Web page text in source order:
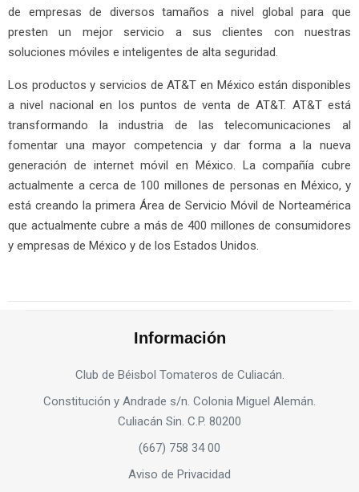
de empresas de diversos tamaños a nivel global para que
presten un mejor servicio a sus clientes con nuestras
soluciones móviles e inteligentes de alta seguridad.
Los productos y servicios de AT&T en México están disponibles
a nivel nacional en los puntos de venta de AT&T. AT&T está
transformando la industria de las telecomunicaciones al
fomentar una mayor competencia y dar forma a la nueva
generación de internet móvil en México. La compañía cubre
actualmente a cerca de 100 millones de personas en México, y
está creando la primera Área de Servicio Móvil de Norteamérica
que actualmente cubre a más de 400 millones de consumidores
y empresas de México y de los Estados Unidos.
Información
Club de Béisbol Tomateros de Culiacán.
Constitución y Andrade s/n. Colonia Miguel Alemán.
Culiacán Sin. C.P. 80200
(667) 758 34 00
Aviso de Privacidad